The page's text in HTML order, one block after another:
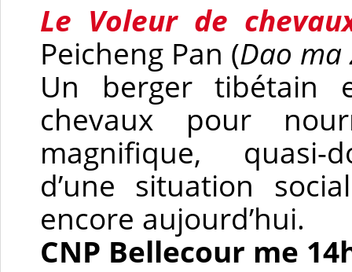
Le Voleur de
Peicheng Pan (Dao ma
Un berger tibétain
chevaux pour
magnifique, quasi-
d’une situation
encore aujourd’hui.
CNP Bellecour me